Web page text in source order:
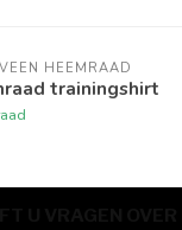
HEEMRAAD
trainingshirt